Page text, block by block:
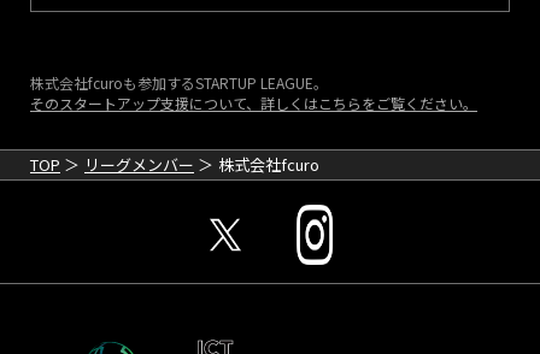
株式会社fcuroも参加するSTARTUP LEAGUE。
そのスタートアップ支援について、詳しくはこちらをご覧ください。
TOP リーグメンバー 株式会社fcuro